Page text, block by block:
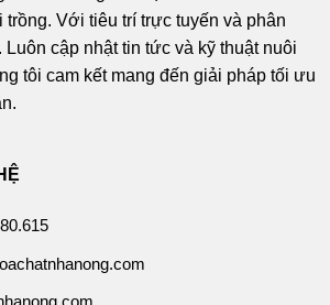
trồng. Với tiêu trí trực tuyến và phân
Luôn cập nhật tin tức và kỹ thuật nuôi
tôi cam kết mang đến giải pháp tối ưu